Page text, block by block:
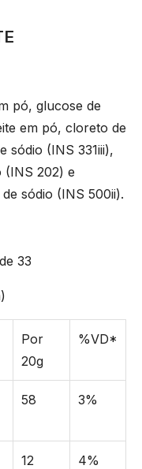
pó, glucose de
em pó, cloreto de
sódio (INS 331iii),
(INS 202) e
sódio (INS 500ii).
33
Por
20g
%VD*
58 3%
12 4%